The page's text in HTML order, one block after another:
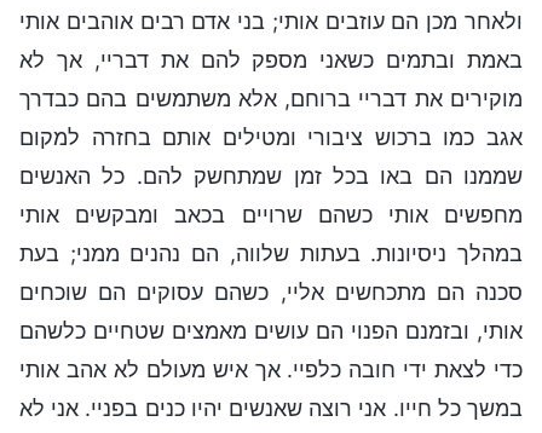
ולאחר מכן הם עוזבים אותי; בני אדם רבים אוהבים אותי
באמת ובתמים כשאני מספק להם את דבריי, אך לא
מוקירים את דבריי ברוחם, אלא משתמשים בהם כבדרך
אגב כמו ברכוש ציבורי ומטילים אותם בחזרה למקום
שממנו הם באו בכל זמן שמתחשק להם. כל האנשים
מחפשים אותי כשהם שרויים בכאב ומבקשים אותי
במהלך ניסיונות. בעתות שלווה, הם נהנים ממני; בעת
סכנה הם מתכחשים אליי, כשהם עסוקים הם שוכחים
אותי, ובזמנם הפנוי הם עושים מאמצים שטחיים כלשהם
כדי לצאת ידי חובה כלפיי. אך איש מעולם לא אהב אותי
במשך כל חייו. אני רוצה שאנשים יהיו כנים בפניי. אני לא